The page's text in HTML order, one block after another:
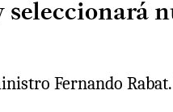
seleccionará
Fernando